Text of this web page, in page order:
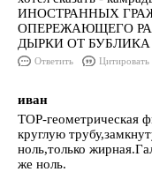
ИНОСТРАННЫХ
ОПЕРЕЖАЮЩЕГО
ДЫРКИ ОТ БУБЛИКА
Ответить Цитировать
иван
ТОР-геометрическая
круглую
ноль,только
же ноль.